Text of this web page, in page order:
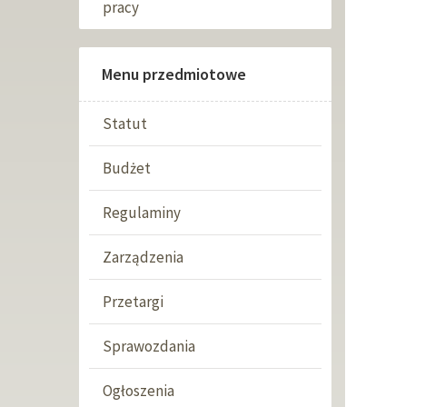
pracy
Menu przedmiotowe
Statut
Budżet
Regulaminy
Zarządzenia
Przetargi
Sprawozdania
Ogłoszenia